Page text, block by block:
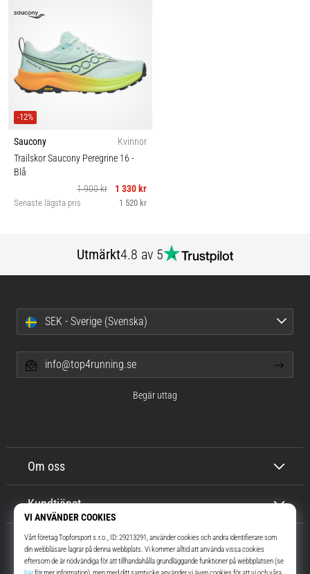
-12%
Saucony
Kvinnor
Trailskor Saucony Peregrine 16 -
Blå
1 900 kr
1 330 kr
Senaste lägsta pris 1 520 kr
Utmärkt4.8 av 5
Om oss
Kundtjänst
SEK - Sverige (Svenska)
info@top4running.se
Begär uttag